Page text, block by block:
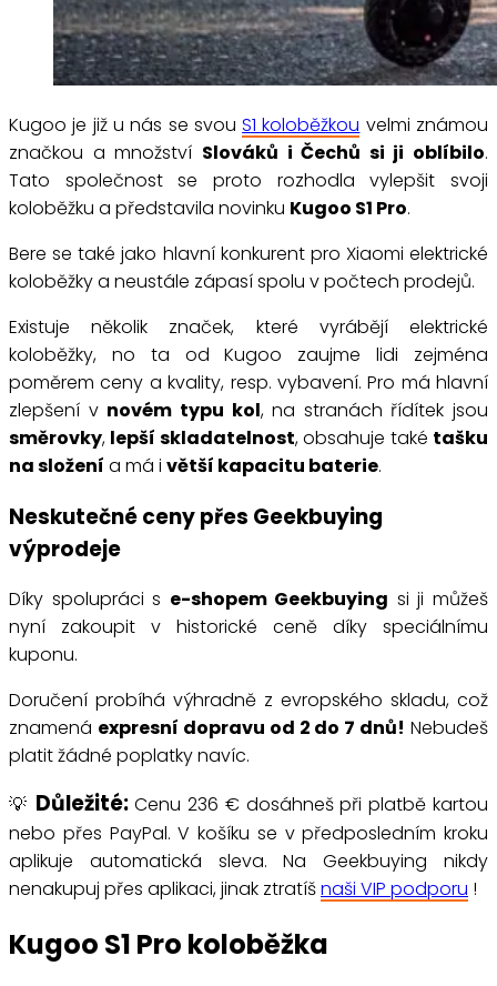
Kugoo je již u nás se svouS1 koloběžkou velmi známou
značkou a množství Slováků i Čechů si ji oblíbilo.
Tato společnost se proto rozhodla vylepšit svoji
koloběžku a představila novinku Kugoo S1 Pro.
Bere se také jako hlavní konkurent pro Xiaomi elektrické
koloběžky a neustále zápasí spolu v počtech prodejů.
Existuje několik značek, které vyrábějí elektrické
koloběžky, no ta od Kugoo zaujme lidi zejména
poměrem ceny a kvality, resp. vybavení. Pro má hlavní
zlepšení v novém typu kol, na stranách řídítek jsou
směrovky, lepší skladatelnost, obsahuje také tašku
na složení a má i větší kapacitu baterie.
Neskutečné ceny přes Geekbuying
výprodeje
Díky spolupráci s e-shopem Geekbuying si ji můžeš
nyní zakoupit v historické ceně díky speciálnímu
kuponu.
Doručení probíhá výhradně z evropského skladu, což
znamená expresní dopravu od 2 do 7 dnů! Nebudeš
platit žádné poplatky navíc.
💡 Důležité:Cenu 236 € dosáhneš při platbě kartou
nebo přes PayPal. V košíku se v předposledním kroku
aplikuje automatická sleva. Na Geekbuying nikdy
nenakupuj přes aplikaci, jinak ztratíšnaši VIP podporu !
Kugoo S1 Pro koloběžka